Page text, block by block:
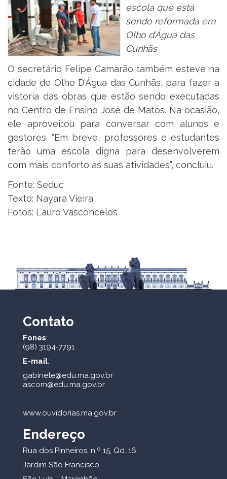
escola que está
sendo reformada em
Olho d’Água das
Cunhãs
O secretário Felipe Camarão também esteve na
cidade de Olho D’Água das Cunhãs, para fazer a
vistoria das obras que estão sendo executadas
no Centro de Ensino José de Matos. Na ocasião,
ele aproveitou para conversar com alunos e
gestores. “Em breve, professores e estudantes
terão uma escola digna para desenvolverem
com mais conforto as suas atividades”, concluiu.
Fonte: Seduc
Texto: Nayara Vieira
Fotos: Lauro Vasconcelos
Contato
Fones:
(98) 3194-7791
E-mail:
gabinete@edu.ma.gov.br
ascom@edu.ma.gov.br
www.ouvidorias.ma.gov.br
Endereço
Rua dos Pinheiros, n.º 15, Qd. 16
Jardim São Francisco